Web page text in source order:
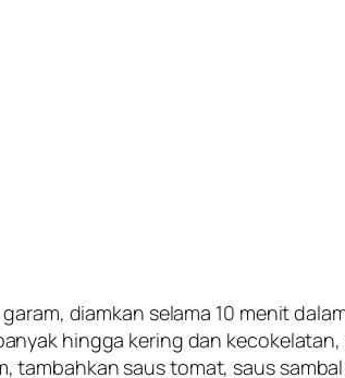
diamkan selama 10 menit
hingga kering dan
tambahkan saus tomat, saus